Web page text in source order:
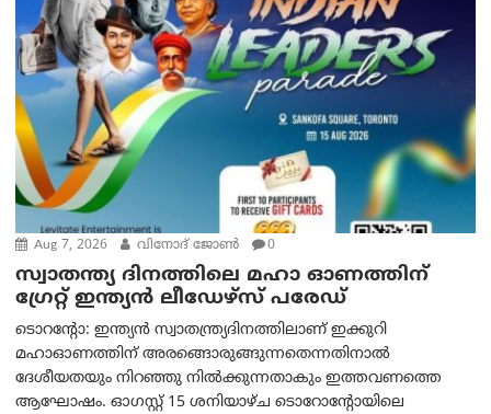
Aug 7, 2026 വിനോദ് ജോൺ 0
സ്വാതന്ത്യ ദിനത്തിലെ മഹാ ഓണത്തിന്
ഗ്രേറ്റ് ഇന്ത്യൻ ലീഡേഴ്സ് പരേഡ്
ടൊറന്റോ: ഇന്ത്യൻ സ്വാതന്ത്ര്യദിനത്തിലാണ് ഇക്കുറി
മഹാഓണത്തിന് അരങ്ങൊരുങ്ങുന്നതെന്നതിനാൽ
ദേശീയതയും നിറഞ്ഞു നിൽക്കുന്നതാകും ഇത്തവണത്തെ
ആഘോഷം. ഓഗസ്റ്റ് 15 ശനിയാഴ്ച ടൊറോന്റോയിലെ